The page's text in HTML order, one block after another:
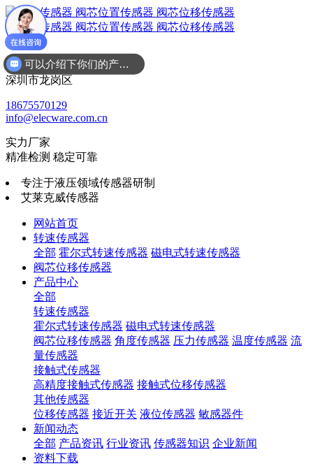
广东省
深圳市龙岗区
18675570129
info@elecware.com.cn
实力厂家
精准检测 稳定可靠
专注于液压领域传感器研制
艾莱克威传感器
网站首页
转速传感器
全部 霍尔式转速传感器 磁电式转速传感器
阀芯位移传感器
产品中心
全部
转速传感器
霍尔式转速传感器 磁电式转速传感器
阀芯位移传感器 角度传感器 压力传感器 温度传感器 流
量传感器
接触式传感器
高精度接触式传感器 接触式位移传感器
其他传感器
位移传感器 接近开关 液位传感器 敏感器件
新闻动态
全部 产品资讯 行业资讯 传感器知识 企业新闻
资料下载
可以介绍下你们的产品么